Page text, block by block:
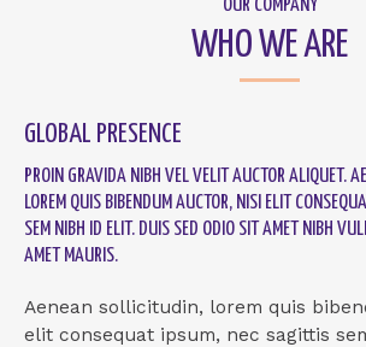
OUR COMPANY
WHO WE ARE
GLOBAL PRESENCE
PROIN GRAVIDA NIBH VEL VELIT AUCTOR ALIQUET.
LOREM QUIS BIBENDUM AUCTOR, NISI ELIT
SEM NIBH ID ELIT. DUIS SED ODIO SIT AMET NIBH
AMET MAURIS.
Aenean sollicitudin, lorem quis
elit consequat ipsum, nec sagittis